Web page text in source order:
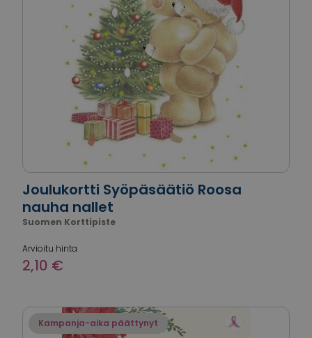
Joulukortti Syöpäsäätiö Roosa
nauha nallet
Suomen Korttipiste
Arvioitu hinta
2,10 €
Kampanja-aika päättynyt